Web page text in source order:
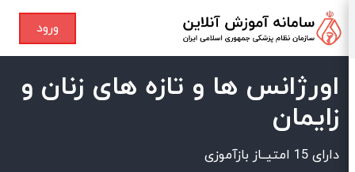
ورود
اورژانس ها و تازه های زنان و
زایمان
دارای 15 امتیــاز بازآموزی